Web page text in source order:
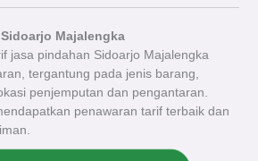
Sidoarjo Majalengka
jasa pindahan Sidoarjo Majalengka
tergantung pada jenis barang,
penjemputan dan pengantaran.
penawaran tarif terbaik dan